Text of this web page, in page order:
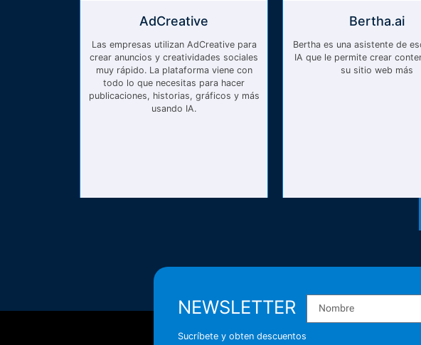
AdCreative
Las empresas utilizan AdCreative para
crear anuncios y creatividades sociales
muy rápido. La plataforma viene con
todo lo que necesitas para hacer
publicaciones, historias, gráficos y más
usando IA.
Bertha.ai
Bertha es una asistente de
IA que le permite crear
su sitio web más
NEWSLETTER
Sucríbete y obten descuentos